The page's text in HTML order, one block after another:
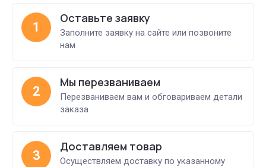
1
Оставьте заявку
Заполните заявку на сайте или позвоните
нам
2
Мы перезваниваем
Перезваниваем вам и обговариваем детали
заказа
3
Доставляем товар
Осуществляем доставку по указанному